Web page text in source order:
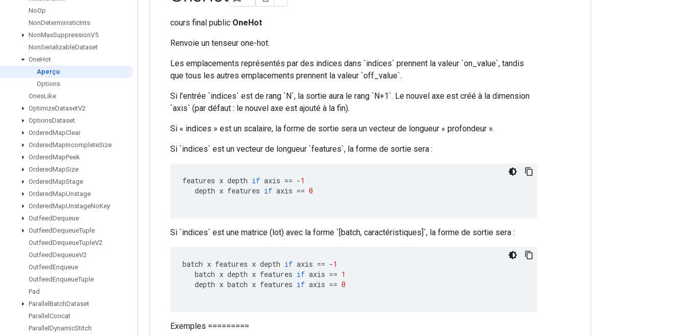
NoOp
NonDeterministicInts
NonMaxSuppressionV5
NonSerializableDataset
OneHot
Aperçu
Options
OnesLike
OptimizeDatasetV2
OptionsDataset
OrderedMapClear
OrderedMapIncompleteSize
OrderedMapPeek
OrderedMapSize
OrderedMapStage
OrderedMapUnstage
OrderedMapUnstageNoKey
OutfeedDequeue
OutfeedDequeueTuple
OutfeedDequeueTupleV2
OutfeedDequeueV2
OutfeedEnqueue
OutfeedEnqueueTuple
Pad
Parallel BatchDataset
Parallel Concat
Parallel DynamicStitch
cours final public OneHot
Renvoie un tenseur one-hot.
Les emplacements représentés par des indices dans `indices` prennent la valeur `on_value`, tandis
que tous les autres emplacements prennent la valeur `off_value`.
Si l'entrée `indices` est de rang `N`, la sortie aura le rang `N+1`. Le nouvel axe est créé à la dimension
`axis` (par défaut : le nouvel axe est ajouté à la fin).
Si « indices » est un scalaire, la forme de sortie sera un vecteur de longueur « profondeur ».
Si `indices` est un vecteur de longueur `features`, la forme de sortie sera :
features x depth if axis == -1
depth x features if axis == 0
Si `indices` est une matrice (lot) avec la forme `[batch, caractéristiques]`, la forme de sortie sera :
batch x features x depth if axis == -1
batch x depth x features if axis == 1
depth x batch x features if axis == 0
Exemples =========